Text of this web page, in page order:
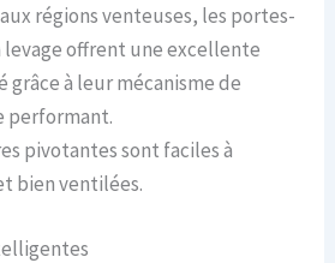
régions venteuses, les portes-
levage offrent une excellente
grâce à leur mécanisme de
performant.
pivotantes sont faciles à
bien ventilées.